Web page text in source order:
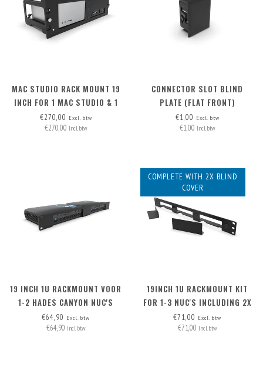
MAC STUDIO RACK MOUNT 19
INCH FOR 1 MAC STUDIO & 1
OR 2 RASPBERRY PI
€270,00 Excl. btw
€270,00 Incl. btw
CONNECTOR SLOT BLIND
PLATE (FLAT FRONT)
€1,00 Excl. btw
€1,00 Incl. btw
19 INCH 1U RACKMOUNT VOOR
1-2 HADES CANYON NUC'S
€64,90 Excl. btw
€64,90 Incl. btw
COMPLETE WITH 2X BLIND
COVER
19INCH 1U RACKMOUNT KIT
FOR 1-3 NUC'S INCLUDING 2X
BLIND COVER
€71,00 Excl. btw
€71,00 Incl. btw